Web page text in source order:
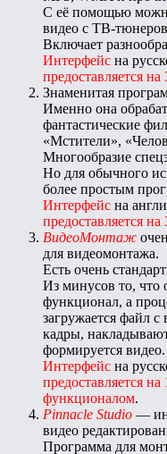
С её помощью
видео с ТВ-
Включает
Интерфейс на
предоставляется на
Знаменитая
Именно она
фантастические
«Мстители»,
Многообразие
Но для обычного
более простым
Интерфейс на
предоставляется на
ВидеоМонтаж
для видеомонтажа.
Есть очень
Из минусов то, что
функционал, а
загружается файл
кадры,
формируется видео.
Интерфейс на
предоставляется
функционалом.
Pinnacle Studio —
видео
Программа для